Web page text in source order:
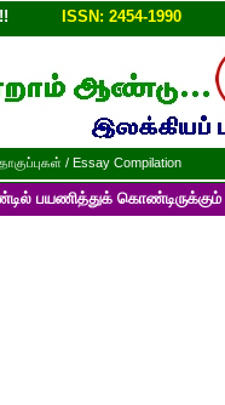
ISSN: 2454-1990
/ Essay Compilation
கொண்டிருக்கும்